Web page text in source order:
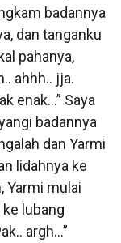
badannya
dan tanganku
pahanya,
ahhh.. jja.
enak…” Saya
badannya
dan Yarmi
lidahnya ke
Yarmi mulai
lubang
argh…”